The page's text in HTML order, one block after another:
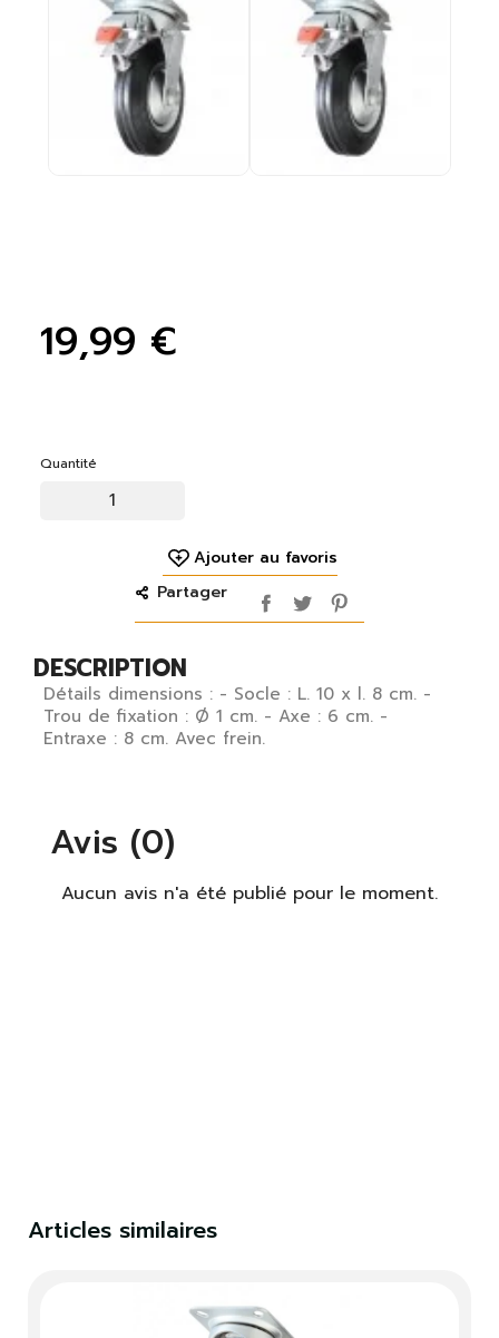
DESCRIPTION
Détails dimensions : - Socle : L. 10 x l. 8 cm. -
Trou de fixation : Ø 1 cm. - Axe : 6 cm. -
Entraxe : 8 cm. Avec frein.
19,99 €
Quantité
Ajouter au favoris
Partager
Avis (0)
Aucun avis n'a été publié pour le moment.
Articles similaires